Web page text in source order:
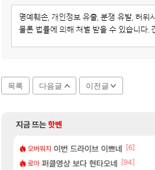
목록 다음글 이전글
지금 뜨는핫벤
오버워치 이번 드라이브 이쁘네 [6]
로아 퍼클영상 보다 현타오네 [94]
여행 7년만에 가족여행을 다녀왔습니다.
아스오라 「에린」 컨셉 포스터 공개